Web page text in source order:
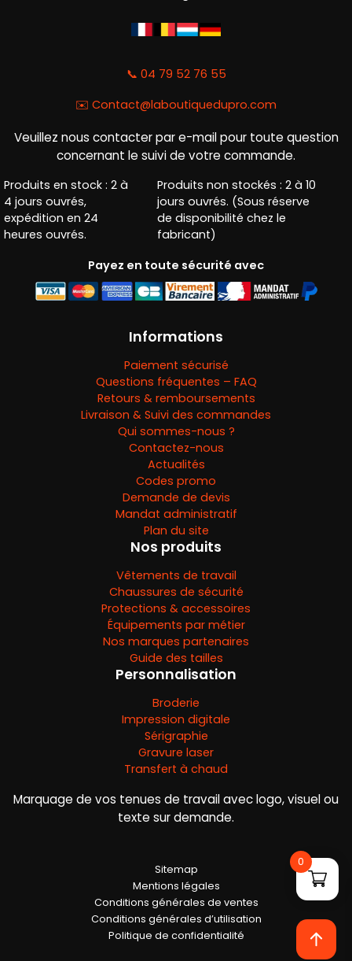
0
📞 04 79 52 76 55
✉️ Contact@laboutiquedupro.com
Veuillez nous contacter par e-mail pour toute question
concernant le suivi de votre commande.
Produits en stock : 2 à
4 jours ouvrés,
expédition en 24
heures ouvrés.
Produits non stockés : 2 à 10
jours ouvrés. (Sous réserve
de disponibilité chez le
fabricant)
Payez en toute sécurité avec
Informations
Paiement sécurisé
Questions fréquentes – FAQ
Retours & remboursements
Livraison & Suivi des commandes
Qui sommes-nous ?
Contactez-nous
Actualités
Codes promo
Demande de devis
Mandat administratif
Plan du site
Nos produits
Vêtements de travail
Chaussures de sécurité
Protections & accessoires
Équipements par métier
Nos marques partenaires
Guide des tailles
Personnalisation
Broderie
Impression digitale
Sérigraphie
Gravure laser
Transfert à chaud
Marquage de vos tenues de travail avec logo, visuel ou
texte sur demande.
Sitemap
Mentions légales
Conditions générales de ventes
Conditions générales d’utilisation
Politique de confidentialité